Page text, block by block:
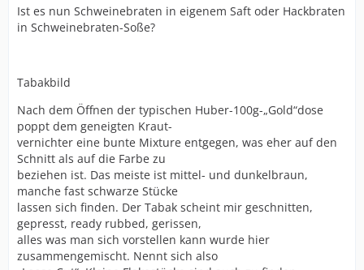
Ist es nun Schweinebraten in eigenem Saft oder Hackbraten
in Schweinebraten-Soße?
Tabakbild
Nach dem Öffnen der typischen Huber-100g-„Gold“dose
poppt dem geneigten Kraut-
vernichter eine bunte Mixture entgegen, was eher auf den
Schnitt als auf die Farbe zu
beziehen ist. Das meiste ist mittel- und dunkelbraun,
manche fast schwarze Stücke
lassen sich finden. Der Tabak scheint mir geschnitten,
gepresst, ready rubbed, gerissen,
alles was man sich vorstellen kann wurde hier
zusammengemischt. Nennt sich also